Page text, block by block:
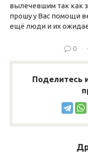
вылечевшим так как
прошу у Вас помощи
ещё люди и их
0
Поделитесь